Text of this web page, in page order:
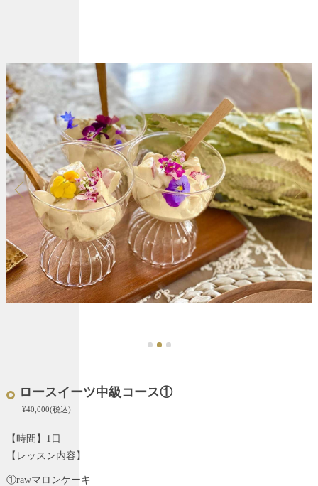
ロースイーツ中級コース①
¥40,000(税込)
【時間】1日
【レッスン内容】
①rawマロンケーキ